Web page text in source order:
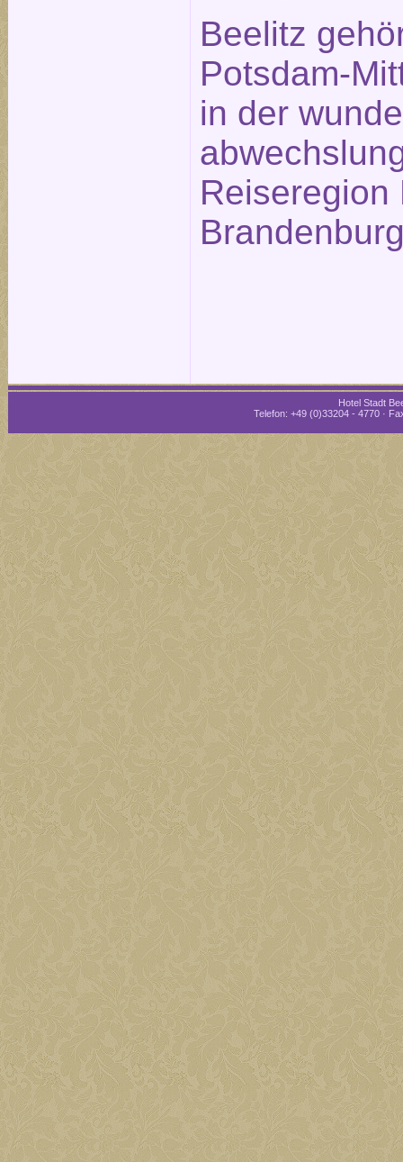
Beelitz
Potsdam-
in der
Reiseregion
Hotel Stadt
Telefon: +49 (0)33204 - 4770 ·